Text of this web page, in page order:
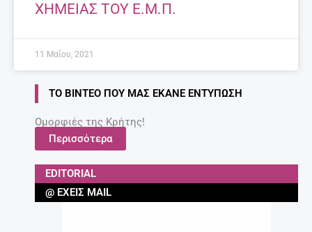
ΧΗΜΕΙΑΣ ΤΟΥ Ε.Μ.Π.
11 Μαΐου, 2021
ΤΟ ΒΊΝΤΕΟ ΠΟΥ ΜΑΣ ΈΚΑΝΕ ΕΝΤΎΠΩΣΗ
Ομορφιές της Κρήτης!
Περισσότερα
EDITORIAL
@ ΈΧΕΙΣ MAIL